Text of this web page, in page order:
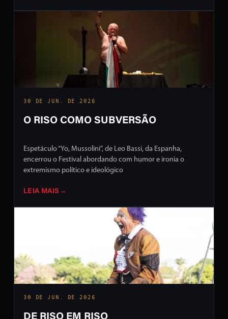
30 DE JUN. DE 2026
O RISO COMO SUBVERSÃO
Espetáculo “Yo, Mussolini”, de Leo Bassi, da Espanha,
encerrou o Festival abordando com humor e ironia o
extremismo político e ideológico
LEIA MAIS →
30 DE JUN. DE 2026